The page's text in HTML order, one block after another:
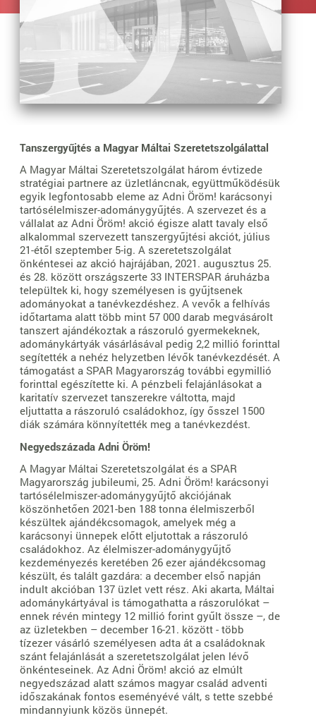
Tanszergyűjtés a Magyar Máltai Szeretetszolgálattal
A Magyar Máltai Szeretetszolgálat három évtizede
stratégiai partnere az üzletláncnak, együttműködésük
egyik legfontosabb eleme az Adni Öröm! karácsonyi
tartósélelmiszer-adománygyűjtés. A szervezet és a
vállalat az Adni Öröm! akció égisze alatt tavaly első
alkalommal szervezett tanszergyűjtési akciót, július
21-étől szeptember 5-ig. A szeretetszolgálat
önkéntesei az akció hajrájában, 2021. augusztus 25.
és 28. között országszerte 33 INTERSPAR áruházba
települtek ki, hogy személyesen is gyűjtsenek
adományokat a tanévkezdéshez. A vevők a felhívás
időtartama alatt több mint 57 000 darab megvásárolt
tanszert ajándékoztak a rászoruló gyermekeknek,
adománykártyák vásárlásával pedig 2,2 millió forinttal
segítették a nehéz helyzetben lévők tanévkezdését. A
támogatást a SPAR Magyarország további egymillió
forinttal egészítette ki. A pénzbeli felajánlásokat a
karitatív szervezet tanszerekre váltotta, majd
eljuttatta a rászoruló családokhoz, így ősszel 1500
diák számára könnyítették meg a tanévkezdést.
Negyedszázada Adni Öröm!
A Magyar Máltai Szeretetszolgálat és a SPAR
Magyarország jubileumi, 25. Adni Öröm! karácsonyi
tartósélelmiszer-adománygyűjtő akciójának
köszönhetően 2021-ben 188 tonna élelmiszerből
készültek ajándékcsomagok, amelyek még a
karácsonyi ünnepek előtt eljutottak a rászoruló
családokhoz. Az élelmiszer-adománygyűjtő
kezdeményezés keretében 26 ezer ajándékcsomag
készült, és talált gazdára: a december első napján
indult akcióban 137 üzlet vett rész. Aki akarta, Máltai
adománykártyával is támogathatta a rászorulókat –
ennek révén mintegy 12 millió forint gyűlt össze –, de
az üzletekben – december 16-21. között - több
tízezer vásárló személyesen adta át a családoknak
szánt felajánlását a szeretetszolgálat jelen lévő
önkénteseinek. Az Adni Öröm! akció az elmúlt
negyedszázad alatt számos magyar család adventi
időszakának fontos eseményévé vált, s tette szebbé
mindannyiunk közös ünnepét.